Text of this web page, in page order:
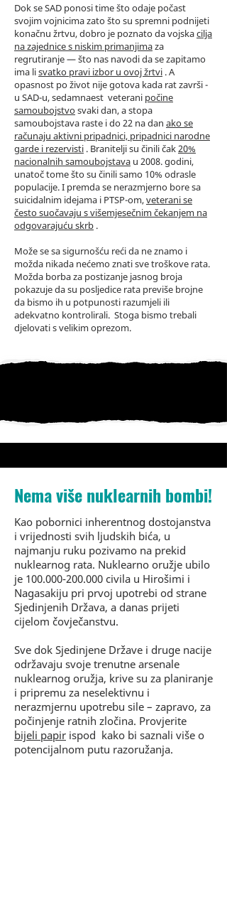
Dok se SAD ponosi time što odaje počast
svojim vojnicima zato što su spremni podnijeti
konačnu žrtvu, dobro je poznato da vojskacilja
na zajednice s niskim primanjimaza
regrutiranje — što nas navodi da se zapitamo
ima lisvatko pravi izbor u ovoj žrtvi . A
opasnost po život nije gotova kada rat završi -
u SAD-u, sedamnaest veterani počine
samoubojstvosvaki dan, a stopa
samoubojstava raste i do 22 na dan ako se
računaju aktivni pripadnici, pripadnici narodne
garde i rezervisti . Branitelji su činili čak20%
nacionalnih samoubojstava u 2008. godini,
unatoč tome što su činili samo 10% odrasle
populacije. I premda se nerazmjerno bore sa
suicidalnim idejama i PTSP-om,veterani se
često suočavaju s višemjesečnim čekanjem na
odgovarajuću skrb .
Može se sa sigurnošću reći da ne znamo i
možda nikada nećemo znati sve troškove rata.
Možda borba za postizanje jasnog broja
pokazuje da su posljedice rata previše brojne
da bismo ih u potpunosti razumjeli ili
adekvatno kontrolirali. Stoga bismo trebali
djelovati s velikim oprezom.
Nema više nuklearnih bombi!
Kao pobornici inherentnog dostojanstva
i vrijednosti svih ljudskih bića, u
najmanju ruku pozivamo na prekid
nuklearnog rata. Nuklearno oružje ubilo
je 100.000-200.000 civila u Hirošimi i
Nagasakiju pri prvoj upotrebi od strane
Sjedinjenih Država, a danas prijeti
cijelom čovječanstvu.
Sve dok Sjedinjene Države i druge nacije
održavaju svoje trenutne arsenale
nuklearnog oružja, krive su za planiranje
i pripremu za neselektivnu i
nerazmjernu upotrebu sile – zapravo, za
počinjenje ratnih zločina. Provjerite
bijeli papir ispod kako bi saznali više o
potencijalnom putu razoružanja.